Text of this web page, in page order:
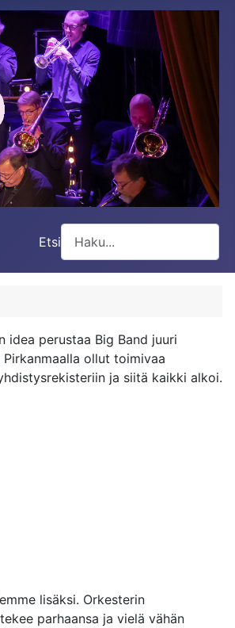
Etsi
idea perustaa Big Band juuri
ollut toimivaa
ja siitä kaikki alkoi.
lisäksi. Orkesterin
parhaansa ja vielä vähän